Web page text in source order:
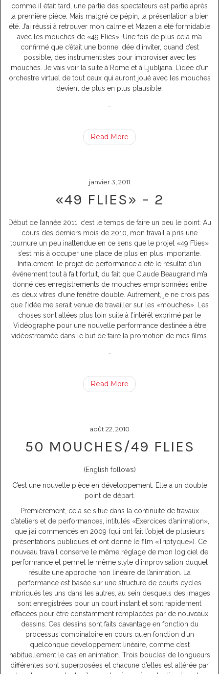
comme il était tard, une partie des spectateurs est partie après
la première pièce. Mais malgré ce pépin, la présentation a bien
été. J’ai réussi à retrouver mon calme et Mazen a été formidable
avec les mouches de «49 Flies». Une fois de plus cela m’a
confirmé que c’était une bonne idée d’inviter, quand c’est
possible, des instrumentistes pour improviser avec les
mouches. Je vais voir la suite à Rome et à Ljubljana. L’idée d’un
orchestre virtuel de tout ceux qui auront joué avec les mouches
devient de plus en plus plausible.
Read More
janvier 3, 2011
«49 FLIES» – 2
Début de l’année 2011, c’est le temps de faire un peu le point. Au
cours des derniers mois de 2010, mon travail a pris une
tournure un peu inattendue en ce sens que le projet «49 Flies»
s’est mis à occuper une place de plus en plus importante.
Initialement, le projet de performance a été le résultat d’un
événement tout à fait fortuit, du fait que Claude Beaugrand m’a
donné ces enregistrements de mouches emprisonnées entre
les deux vitres d’une fenêtre double. Autrement, je ne crois pas
que l’idée me serait venue de travailler sur les «mouches». Les
choses sont allées plus loin suite à l’intérêt exprimé par le
Vidéographe pour une nouvelle performance destinée à être
vidéostreamée dans le but de faire la promotion de mes films.
Read More
août 22, 2010
50 MOUCHES/49 FLIES
(English follows)
C’est une nouvelle pièce en développement. Elle a un double
point de départ.
Premièrement, cela se situe dans la continuité de travaux
d’ateliers et de performances, intitulés «Exercices d’animation»,
que j’ai commencés en 2009 (qui ont fait l’objet de plusieurs
présentations publiques et ont donné le film «Triptyque»). Ce
nouveau travail conserve le même réglage de mon logiciel de
performance et permet le même style d’improvisation duquel
résulte une approche non linéaire de l’animation. La
performance est basée sur une structure de courts cycles
imbriqués les uns dans les autres, au sein desquels des images
sont enregistrées pour un court instant et sont rapidement
effacées pour être constamment remplacées par de nouveaux
dessins. Ces dessins sont faits davantage en fonction du
processus combinatoire en cours qu’en fonction d’un
quelconque développement linéaire, comme c’est
habituellement le cas en animation. Trois boucles de longueurs
différentes sont superposées et chacune d’elles est altérée par